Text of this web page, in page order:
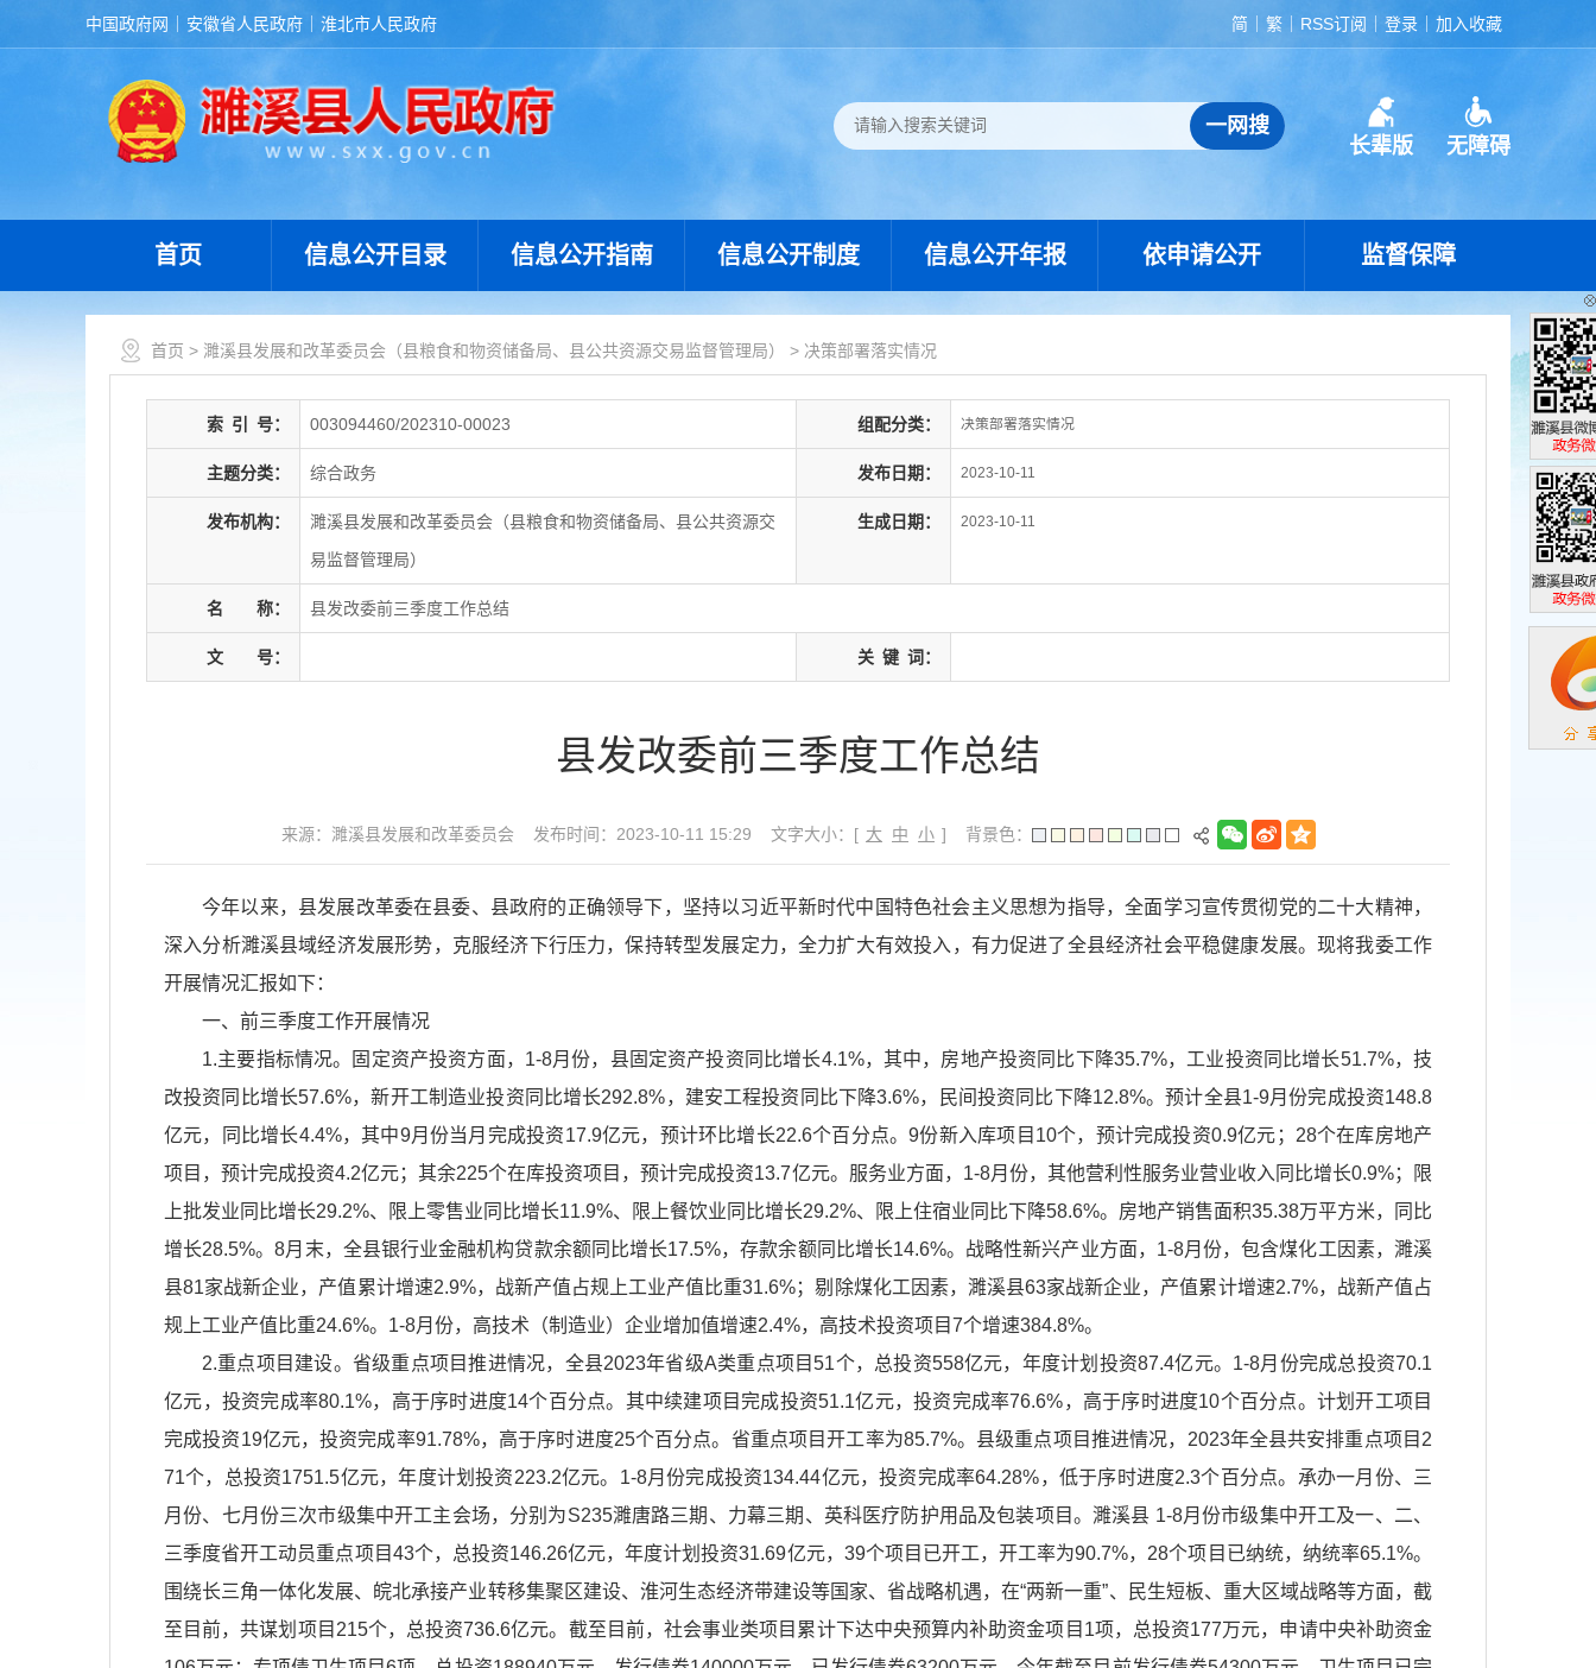
中国政府网 安徽省人民政府 淮北市人民政府 简 繁 RSS订阅 登录 加入收藏
长辈版 无障碍
首页 信息公开目录 信息公开指南 信息公开制度 信息公开年报 依申请公开 监督保障
首页 > 濉溪县发展和改革委员会（县粮食和物资储备局、县公共资源交易监督管理局） > 决策部署落实情况
索 引 号： 003094460/202310-00023 组配分类： 决策部署落实情况
主题分类： 综合政务 发布日期： 2023-10-11
发布机构：
濉溪县发展和改革委员会（县粮食和物资储备局、县公共资源交
易监督管理局）
生成日期： 2023-10-11
名 称： 县发改委前三季度工作总结
文 号： 关 键 词：
县发改委前三季度工作总结
来源：濉溪县发展和改革委员会 发布时间：2023-10-11 15:29 文字大小：[ 大 中 小 ] 背景色：
今年以来，县发展改革委在县委、县政府的正确领导下，坚持以习近平新时代中国特色社会主义思想为指导，全面学习宣传贯彻党的二十大精神，
深入分析濉溪县域经济发展形势，克服经济下行压力，保持转型发展定力，全力扩大有效投入，有力促进了全县经济社会平稳健康发展。现将我委工作
开展情况汇报如下：
一、前三季度工作开展情况
1.主要指标情况。固定资产投资方面，1-8月份，县固定资产投资同比增长4.1%，其中，房地产投资同比下降35.7%，工业投资同比增长51.7%，技
改投资同比增长57.6%，新开工制造业投资同比增长292.8%，建安工程投资同比下降3.6%，民间投资同比下降12.8%。预计全县1-9月份完成投资148.8
亿元，同比增长4.4%，其中9月份当月完成投资17.9亿元，预计环比增长22.6个百分点。9份新入库项目10个，预计完成投资0.9亿元；28个在库房地产
项目，预计完成投资4.2亿元；其余225个在库投资项目，预计完成投资13.7亿元。服务业方面，1-8月份，其他营利性服务业营业收入同比增长0.9%；限
上批发业同比增长29.2%、限上零售业同比增长11.9%、限上餐饮业同比增长29.2%、限上住宿业同比下降58.6%。房地产销售面积35.38万平方米，同比
增长28.5%。8月末，全县银行业金融机构贷款余额同比增长17.5%，存款余额同比增长14.6%。战略性新兴产业方面，1-8月份，包含煤化工因素，濉溪
县81家战新企业，产值累计增速2.9%，战新产值占规上工业产值比重31.6%；剔除煤化工因素，濉溪县63家战新企业，产值累计增速2.7%，战新产值占
规上工业产值比重24.6%。1-8月份，高技术（制造业）企业增加值增速2.4%，高技术投资项目7个增速384.8%。
2.重点项目建设。省级重点项目推进情况，全县2023年省级A类重点项目51个，总投资558亿元，年度计划投资87.4亿元。1-8月份完成总投资70.1
亿元，投资完成率80.1%，高于序时进度14个百分点。其中续建项目完成投资51.1亿元，投资完成率76.6%，高于序时进度10个百分点。计划开工项目
完成投资19亿元，投资完成率91.78%，高于序时进度25个百分点。省重点项目开工率为85.7%。县级重点项目推进情况，2023年全县共安排重点项目2
71个，总投资1751.5亿元，年度计划投资223.2亿元。1-8月份完成投资134.44亿元，投资完成率64.28%，低于序时进度2.3个百分点。承办一月份、三
月份、七月份三次市级集中开工主会场，分别为S235濉唐路三期、力幕三期、英科医疗防护用品及包装项目。濉溪县 1-8月份市级集中开工及一、二、
三季度省开工动员重点项目43个，总投资146.26亿元，年度计划投资31.69亿元，39个项目已开工，开工率为90.7%，28个项目已纳统，纳统率65.1%。
围绕长三角一体化发展、皖北承接产业转移集聚区建设、淮河生态经济带建设等国家、省战略机遇，在“两新一重”、民生短板、重大区域战略等方面，截
至目前，共谋划项目215个，总投资736.6亿元。截至目前，社会事业类项目累计下达中央预算内补助资金项目1项，总投资177万元，申请中央补助资金
濉溪县政
政务微博
濉溪县政
政务微信